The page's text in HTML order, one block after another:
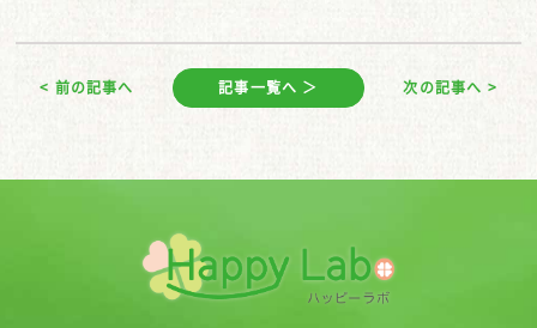
< 前の記事へ 記事一覧へ ＞ 次の記事へ >